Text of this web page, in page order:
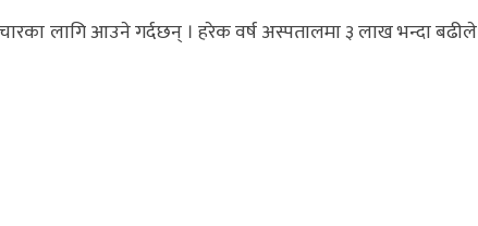
लागि आउने गर्दछन् । हरेक वर्ष अस्पतालमा ३ लाख भन्दा बढीले